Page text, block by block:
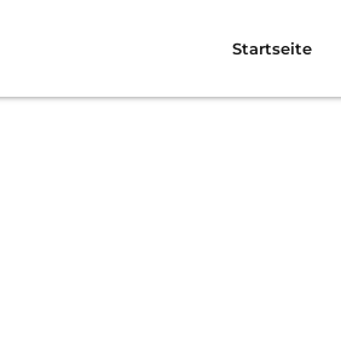
Startseite